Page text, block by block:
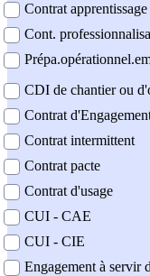
Contrat
Cont.
CDI de chantier ou
Contrat
Contrat intermittent
Contrat pacte
Contrat d'usage
CUI - CAE
CUI - CIE
Engagement à servir